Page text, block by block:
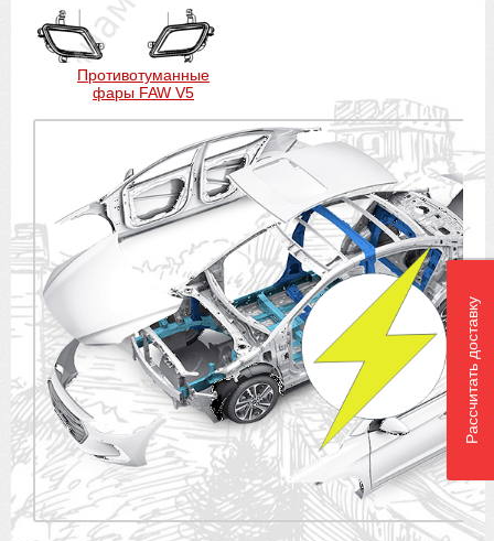
Противотуманные
фары FAW V5
Рассчитать доставку